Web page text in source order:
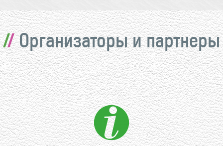
Организаторы и партнеры